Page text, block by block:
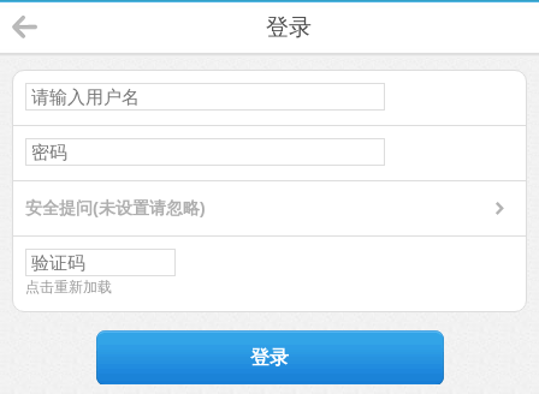
登录
安全提问(未设置请忽略)
点击重新加载
登录